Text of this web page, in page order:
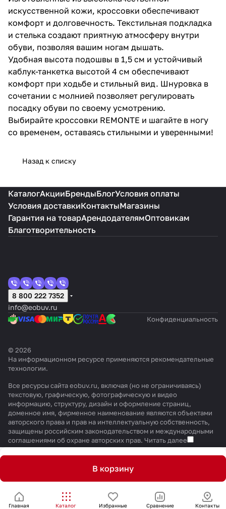
искусственной кожи, кроссовки обеспечивают
комфорт и долговечность. Текстильная подкладка
и стелька создают приятную атмосферу внутри
обуви, позволяя вашим ногам дышать.
Удобная высота подошвы в 1,5 см и устойчивый
каблук-танкетка высотой 4 см обеспечивают
комфорт при ходьбе и стильный вид. Шнуровка в
сочетании с молнией позволяет регулировать
посадку обуви по своему усмотрению.
Выбирайте кроссовки REMONTE и шагайте в ногу
со временем, оставаясь стильными и уверенными!
Назад к списку
В корзину
Главная Каталог Избранные Сравнение Контакты
КаталогАкцииБрендыБлогУсловия оплаты
Условия доставкиКонтактыМагазины
Гарантия на товарАрендодателямОптовикам
Благотворительность
8 800 222 7352
info@eobuv.ru
Конфиденциальность
© 2026
На информационном ресурсе применяются рекомендательные
технологии.
Все ресурсы сайта eobuv.ru, включая (но не ограничиваясь)
текстовую, графическую, фотографическую и видео
информацию, структуру, дизайн и оформление страниц,
доменное имя, фирменное наименование являются объектами
авторского права и прав на интеллектуальную собственность,
защищены российским законодательством и международными
соглашениями об охране авторских прав. Читать далее